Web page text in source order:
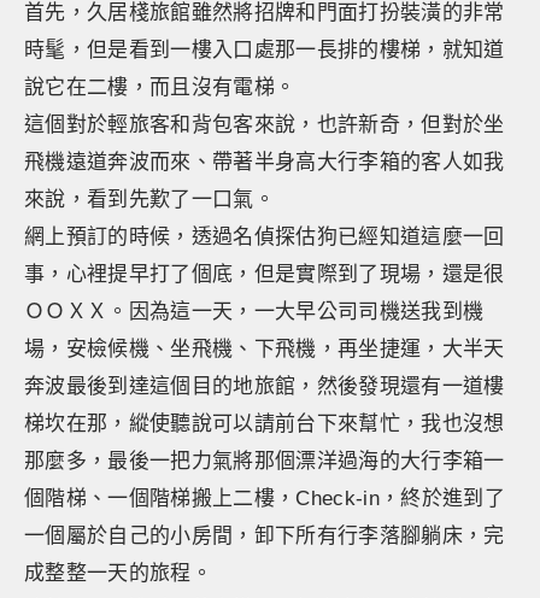
首先，久居棧旅館雖然將招牌和門面打扮裝潢的非常
時髦，但是看到一樓入口處那一長排的樓梯，就知道
說它在二樓，而且沒有電梯。
這個對於輕旅客和背包客來說，也許新奇，但對於坐
飛機遠道奔波而來、帶著半身高大行李箱的客人如我
來說，看到先歎了一口氣。
網上預訂的時候，透過名偵探估狗已經知道這麼一回
事，心裡提早打了個底，但是實際到了現場，還是很
ＯＯＸＸ。因為這一天，一大早公司司機送我到機
場，安檢候機、坐飛機、下飛機，再坐捷運，大半天
奔波最後到達這個目的地旅館，然後發現還有一道樓
梯坎在那，縱使聽說可以請前台下來幫忙，我也沒想
那麼多，最後一把力氣將那個漂洋過海的大行李箱一
個階梯、一個階梯搬上二樓，Check-in，終於進到了
一個屬於自己的小房間，卸下所有行李落腳躺床，完
成整整一天的旅程。